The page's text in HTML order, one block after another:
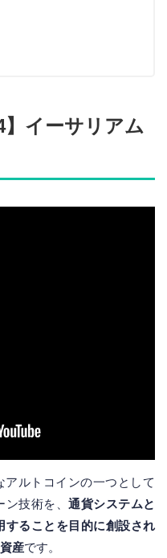
】イーサリアム
ルトコインの一つとして
技術を、 通貨システムと
することを目的に創設され
産です。